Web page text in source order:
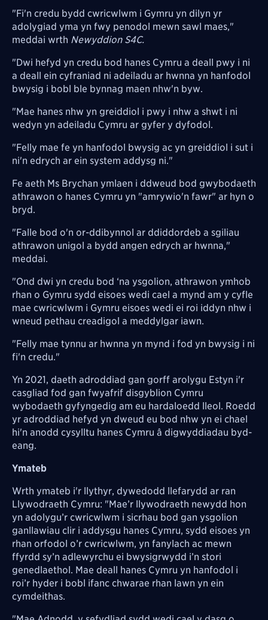
"Fi'n credu bydd cwricwlwm i Gymru yn dilyn yr
adolygiad yma yn fwy penodol mewn sawl maes,"
meddai wrth Newyddion S4C.
"Dwi hefyd yn credu bod hanes Cymru a deall pwy i ni
a deall ein cyfraniad ni adeiladu ar hwnna yn hanfodol
bwysig i bobl ble bynnag maen nhw'n byw.
"Mae hanes nhw yn greiddiol i pwy i nhw a shwt i ni
wedyn yn adeiladu Cymru ar gyfer y dyfodol.
"Felly mae fe yn hanfodol bwysig ac yn greiddiol i sut i
ni'n edrych ar ein system addysg ni."
Fe aeth Ms Brychan ymlaen i ddweud bod gwybodaeth
athrawon o hanes Cymru yn "amrywio'n fawr" ar hyn o
bryd.
"Falle bod o'n or-ddibynnol ar ddiddordeb a sgiliau
athrawon unigol a bydd angen edrych ar hwnna,"
meddai.
"Ond dwi yn credu bod ‘na ysgolion, athrawon ymhob
rhan o Gymru sydd eisoes wedi cael a mynd am y cyfle
mae cwricwlwm i Gymru eisoes wedi ei roi iddyn nhw i
wneud pethau creadigol a meddylgar iawn.
"Felly mae tynnu ar hwnna yn mynd i fod yn bwysig i ni
fi'n credu."
Yn 2021, daeth adroddiad gan gorff arolygu Estyn i'r
casgliad fod gan fwyafrif disgyblion Cymru
wybodaeth gyfyngedig am eu hardaloedd lleol. Roedd
yr adroddiad hefyd yn dweud eu bod nhw yn ei chael
hi'n anodd cysylltu hanes Cymru â digwyddiadau byd-
eang.
Ymateb
Wrth ymateb i'r llythyr, dywedodd llefarydd ar ran
Llywodraeth Cymru: "Mae’r llywodraeth newydd hon
yn adolygu’r cwricwlwm i sicrhau bod gan ysgolion
ganllawiau clir i addysgu hanes Cymru, sydd eisoes yn
rhan orfodol o’r cwricwlwm, yn fanylach ac mewn
ffyrdd sy’n adlewyrchu ei bwysigrwydd i’n stori
genedlaethol. Mae deall hanes Cymru yn hanfodol i
roi’r hyder i bobl ifanc chwarae rhan lawn yn ein
cymdeithas.